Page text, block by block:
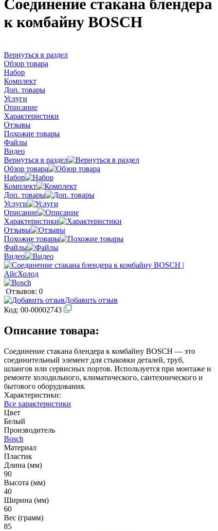
Соединение стакана блендера
к комбайну BOSCH
Вернуться в раздел
Обзор товара
Набор
Комплект
Доп. товары
Услуги
Описание
Характеристики
Отзывы
Похожие товары
Файлы
Видео
Вернуться в раздел
Обзор товара
Набор
Комплект
Доп. товары
Услуги
Описание
Характеристики
Отзывы
Похожие товары
Файлы
Видео
Отзывов: 0
Добавить отзыв
Код: 00-00002743
Описание товара:
Соединение стакана блендера к комбайну BOSCH — это
соединительный элемент для стыковки деталей, труб,
шлангов или сервисных портов. Используется при монтаже и
ремонте холодильного, климатического, сантехнического и
бытового оборудования.
Характеристики:
Все характеристики
Цвет
Белый
Производитель
Bosch
Материал
Пластик
Длина (мм)
90
Высота (мм)
40
Ширина (мм)
60
Вес (грамм)
85